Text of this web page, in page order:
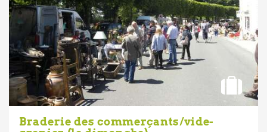
Braderie des commerçants/vide-